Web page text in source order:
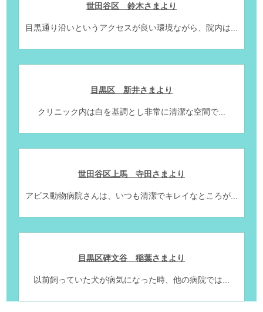
世田谷区 鈴木さまより
目黒通り沿いというアクセスが良い環境ながら、院内は...
目黒区 新井さまより
クリニック内は白を基調とし非常に清潔な空間で...
世田谷区上馬 寺田さまより
アビス動物病院さんは、いつも清潔でキレイなところが...
目黒区碑文谷 稲葉さまより
以前飼っていた犬が病気になった時、他の病院では...